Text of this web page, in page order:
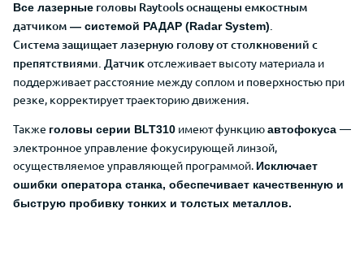
Все лазерные головы Raytools оснащены емкостным
датчиком — системой РАДАР (Radar System)
Система защищает лазерную голову от столкновений с
препятствиями. Датчикотслеживает высоту материала и
поддерживает расстояние между соплом и поверхностью при
резке, корректирует траекторию движения.
Также головы серии BLT310 имеют функциюавтофокуса —
электронное управление фокусирующей линзой,
осуществляемое управляющей программой. Исключает
ошибки оператора станка, обеспечивает качественную и
быструю пробивку тонких и толстых металлов.